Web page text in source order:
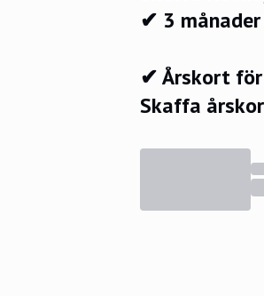
✔ 3 månader
✔ Årskort för
Skaffa